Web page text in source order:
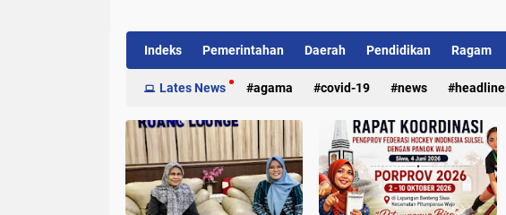
Indeks Pemerintahan Daerah Pendidikan Ragam
Internasional Kriminal
Lates News agama covid-19 news headline